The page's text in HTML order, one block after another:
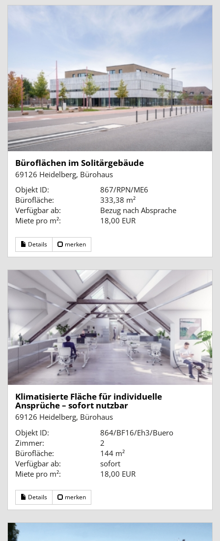
Büroflächen im Solitärgebäude
69126 Heidelberg, Bürohaus
Objekt ID:
867/RPN/ME6
Bürofläche:
333,38 m²
Verfügbar ab:
Bezug nach Absprache
Miete pro m²:
18,00 EUR
Details merken
Klimatisierte Fläche für individuelle
Ansprüche – sofort nutzbar
69126 Heidelberg, Bürohaus
Objekt ID:
864/BF16/Eh3/Buero
Zimmer:
2
Bürofläche:
144 m²
Verfügbar ab:
sofort
Miete pro m²:
18,00 EUR
Details merken